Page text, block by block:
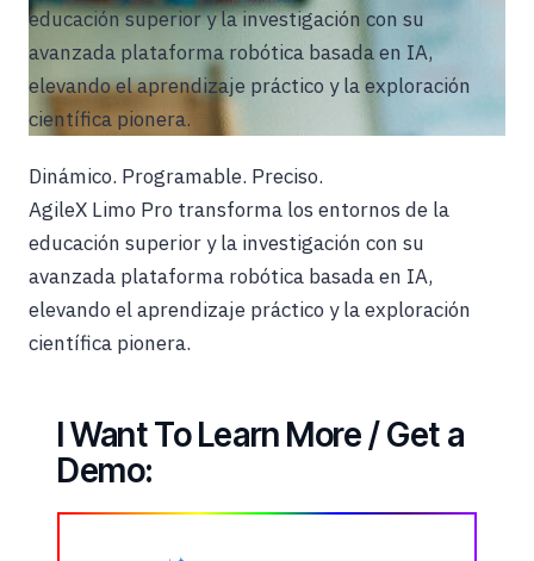
educación superior y la investigación con su
avanzada plataforma robótica basada en IA,
elevando el aprendizaje práctico y la exploración
científica pionera.
Dinámico. Programable. Preciso.
AgileX Limo Pro transforma los entornos de la
educación superior y la investigación con su
avanzada plataforma robótica basada en IA,
elevando el aprendizaje práctico y la exploración
científica pionera.
I Want To Learn More / Get a
Demo: